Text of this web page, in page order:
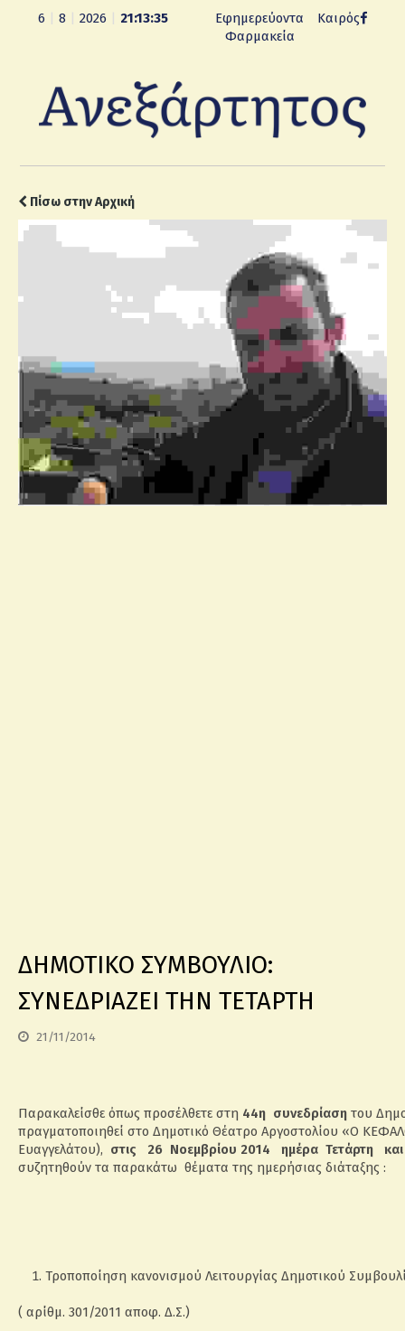
6 8 2026 21:13:36
Εφημερεύοντα
Φαρμακεία
Καιρός
Πίσω στην Αρχική
ΔΗΜΟΤΙΚΟ ΣΥΜΒΟΥΛΙΟ:
ΣΥΝΕΔΡΙΑΖΕΙ ΤΗΝ ΤΕΤΑΡΤΗ
21/11/2014
Παρακαλείσθε όπως προσέλθετε στη 44η συνεδρίαση του
πραγματοποιηθεί στο Δημοτικό Θέατρο Αργοστολίου «Ο
Ευαγγελάτου), στις 26 Νοεμβρίου 2014 ημέρα Τετάρτη
συζητηθούν τα παρακάτω θέματα της ημερήσιας διάταξης :
Τροποποίηση κανονισμού Λειτουργίας Δημοτικού
( αρίθμ. 301/2011 αποφ. Δ.Σ.)